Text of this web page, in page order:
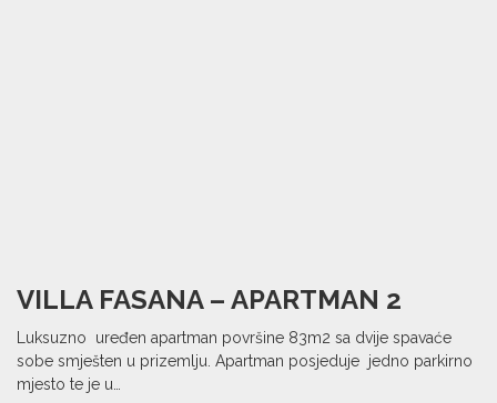
VILLA FASANA – APARTMAN 2
Luksuzno uređen apartman površine 83m2 sa dvije spavaće
sobe smješten u prizemlju. Apartman posjeduje jedno parkirno
mjesto te je u…